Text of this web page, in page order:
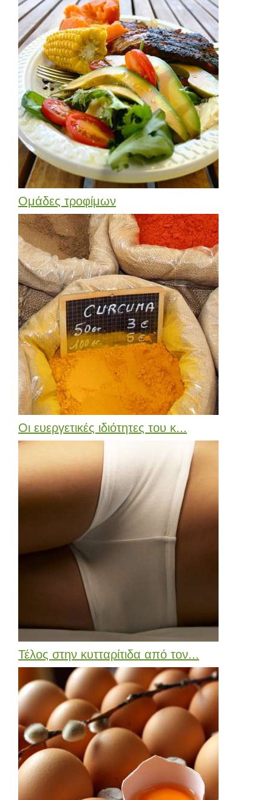
Ομάδες τροφίμων
Οι ευεργετικές ιδιότητες του κ...
Τέλος στην κυτταρίτιδα από τον...